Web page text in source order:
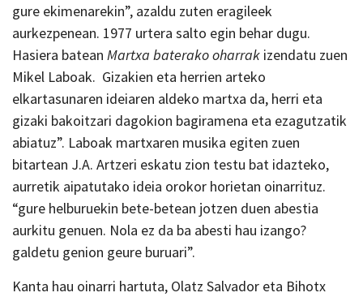
gure ekimenarekin”, azaldu zuten eragileek
aurkezpenean. 1977 urtera salto egin behar dugu.
Hasiera batean Martxa baterako oharrak izendatu zuen
Mikel Laboak. Gizakien eta herrien arteko
elkartasunaren ideiaren aldeko martxa da, herri eta
gizaki bakoitzari dagokion bagiramena eta ezagutzatik
abiatuz”. Laboak martxaren musika egiten zuen
bitartean J.A. Artzeri eskatu zion testu bat idazteko,
aurretik aipatutako ideia orokor horietan oinarrituz.
“gure helburuekin bete-betean jotzen duen abestia
aurkitu genuen. Nola ez da ba abesti hau izango?
galdetu genion geure buruari”.
Kanta hau oinarri hartuta, Olatz Salvador eta Bihotx